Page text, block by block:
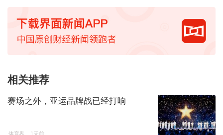
相关推荐
赛场之外，亚运品牌战已经打响